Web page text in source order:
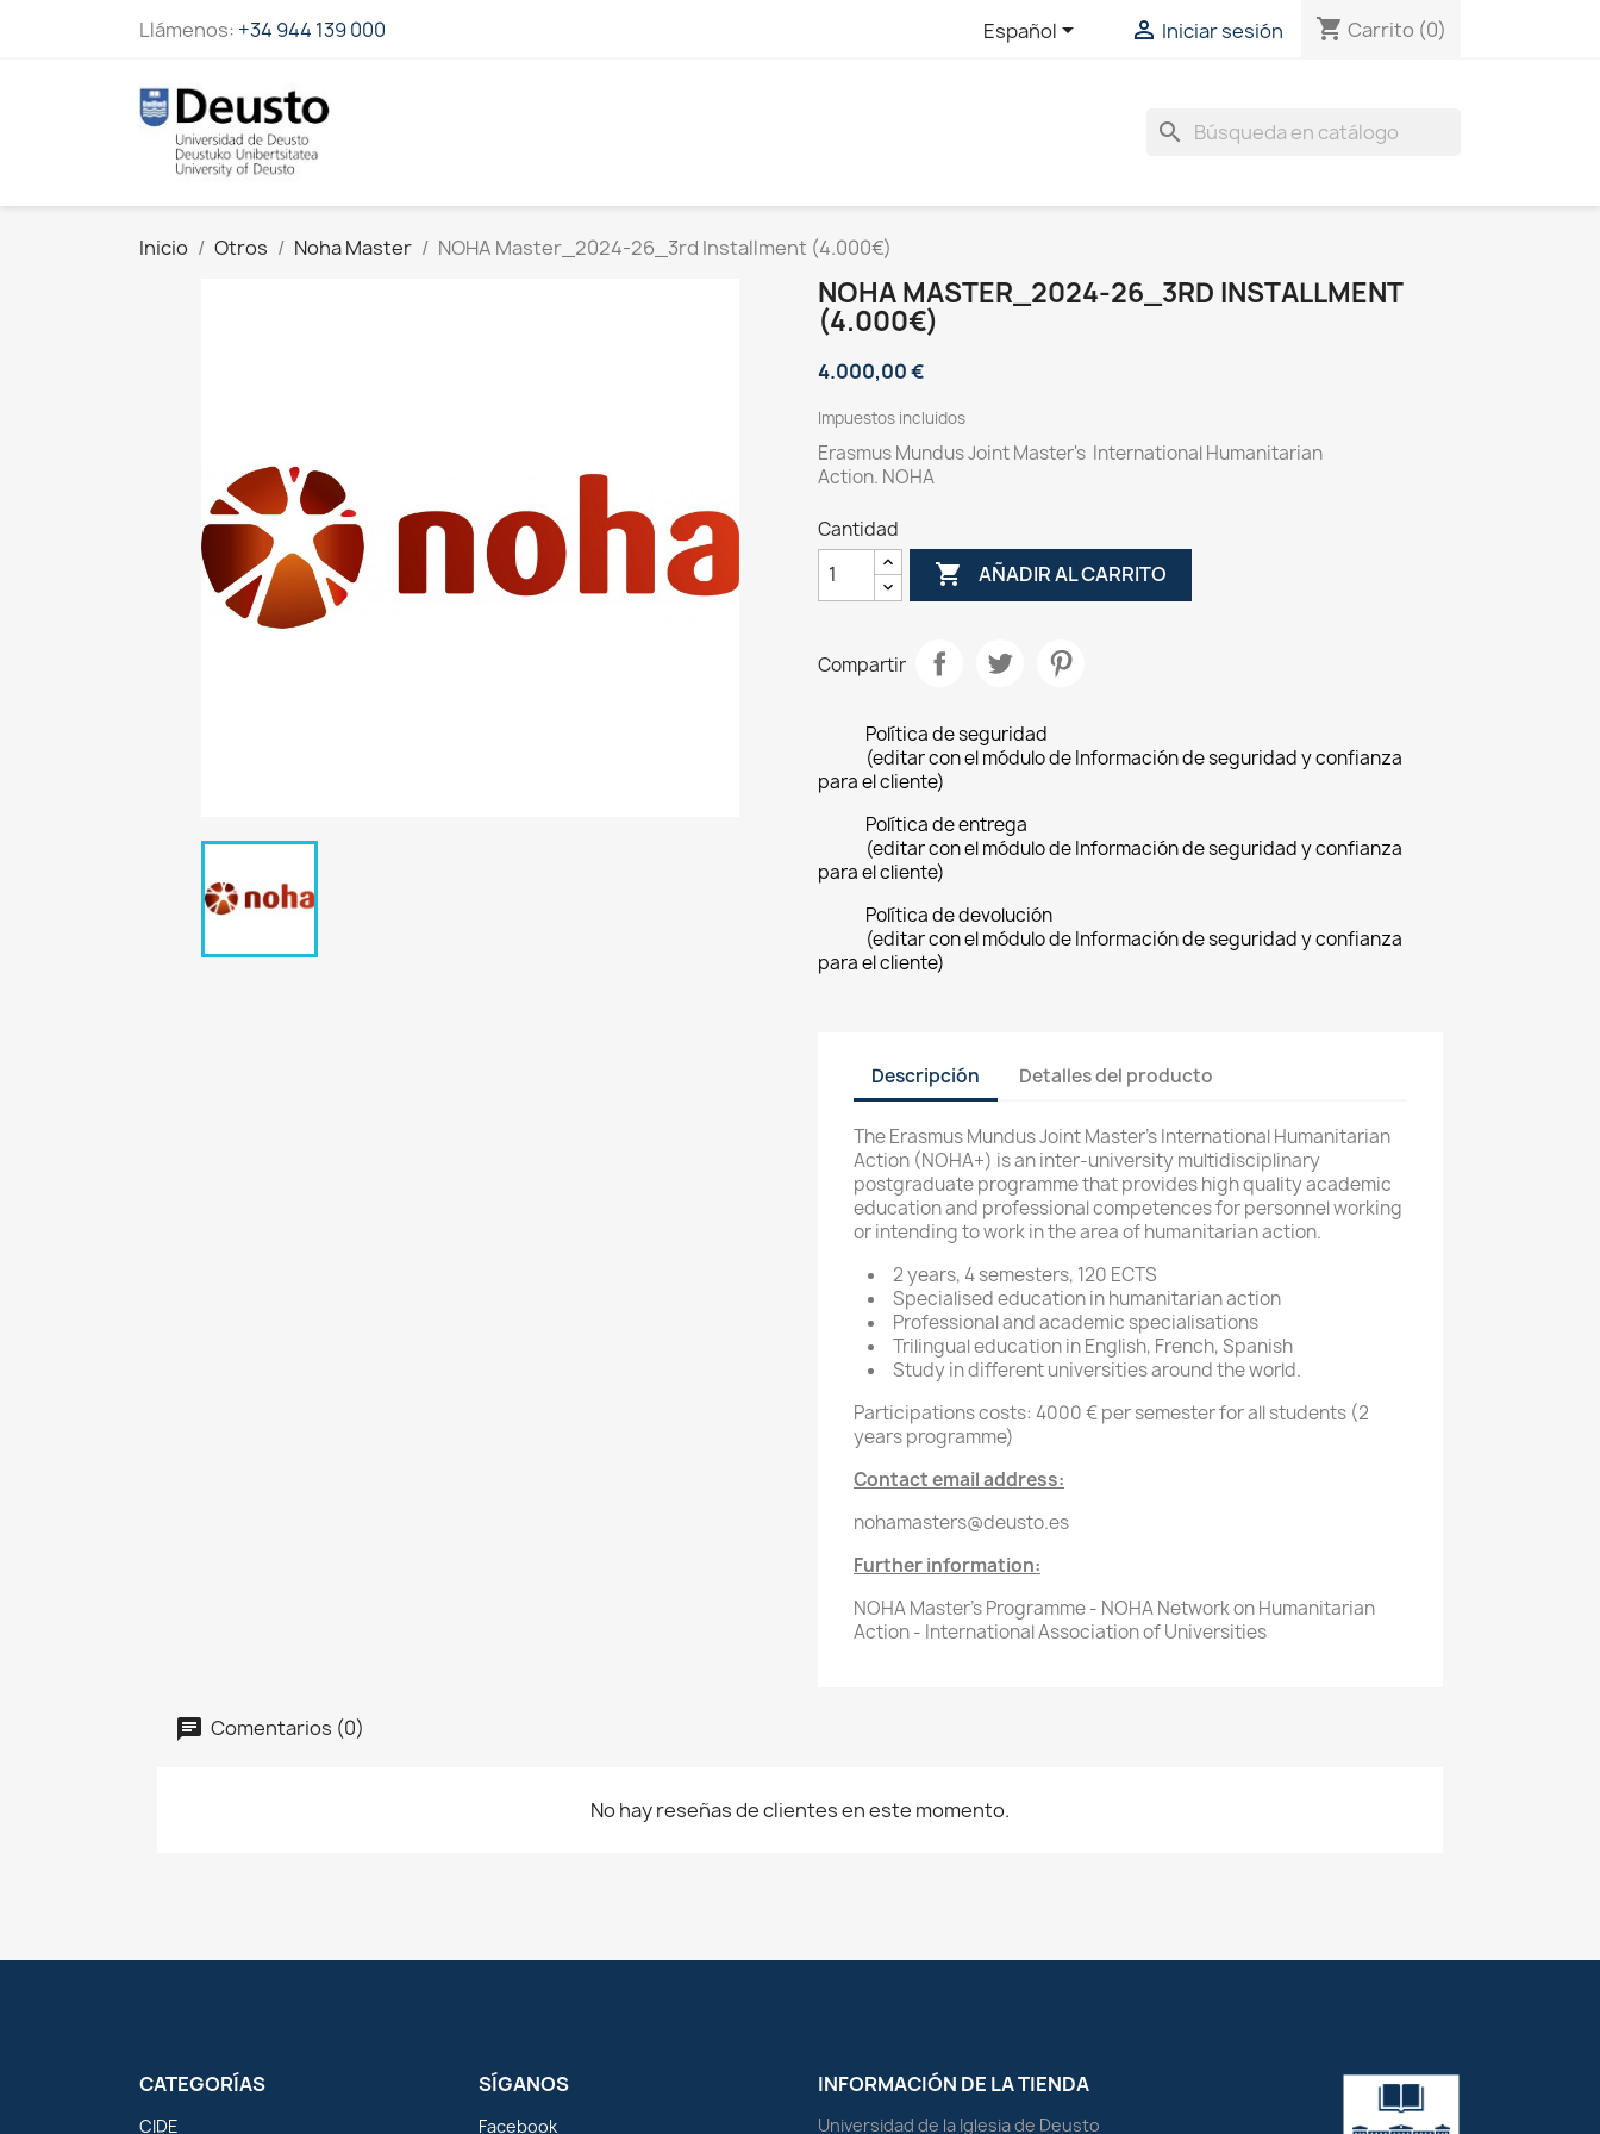
Llámenos: +34 944 139 000 Español  Iniciar sesión shopping_cart Carrito (0)
search
Inicio Otros Noha Master NOHA Master_2024-26_3rd Installment (4.000€)
NOHA MASTER_2024-26_3RD INSTALLMENT
(4.000€)
4.000,00 €
Impuestos incluidos
Erasmus Mundus Joint Master's International Humanitarian
Action. NOHA
Cantidad
 AÑADIR AL CARRITO
Compartir
Política de seguridad
(editar con el módulo de Información de seguridad y confianza
para el cliente)
Política de entrega
(editar con el módulo de Información de seguridad y confianza
para el cliente)
Política de devolución
(editar con el módulo de Información de seguridad y confianza
para el cliente)
Descripción Detalles del producto
The Erasmus Mundus Joint Master’s International Humanitarian
Action (NOHA+) is an inter-university multidisciplinary
postgraduate programme that provides high quality academic
education and professional competences for personnel working
or intending to work in the area of humanitarian action.
2 years, 4 semesters, 120 ECTS
Specialised education in humanitarian action
Professional and academic specialisations
Trilingual education in English, French, Spanish
Study in different universities around the world.
Participations costs: 4000 € per semester for all students (2
years programme)
Contact email address:
nohamasters@deusto.es
Further information:
NOHA Master's Programme - NOHA Network on Humanitarian
Action - International Association of Universities
Comentarios (0)
No hay reseñas de clientes en este momento.
CATEGORÍAS
CIDE
SÍGANOS
Facebook
INFORMACIÓN DE LA TIENDA
Universidad de la Iglesia de Deusto